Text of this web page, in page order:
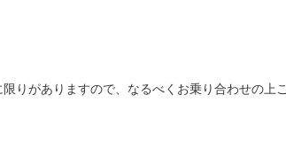
りがありますので、なるべくお乗り合わせの上